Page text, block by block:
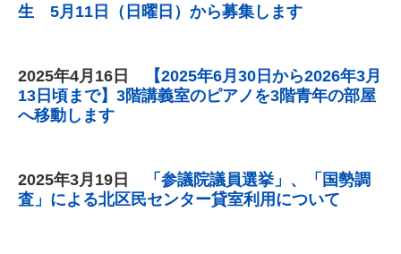
生 5月11日（日曜日）から募集します
2025年4月16 日
【2025年6月30日から2026年3月
13日頃まで】3階講義室のピアノを3階青年の部屋
へ移動します
2025年3月19 日
「参議院議員選挙」、「国勢調
査」による北区民センター貸室利用について